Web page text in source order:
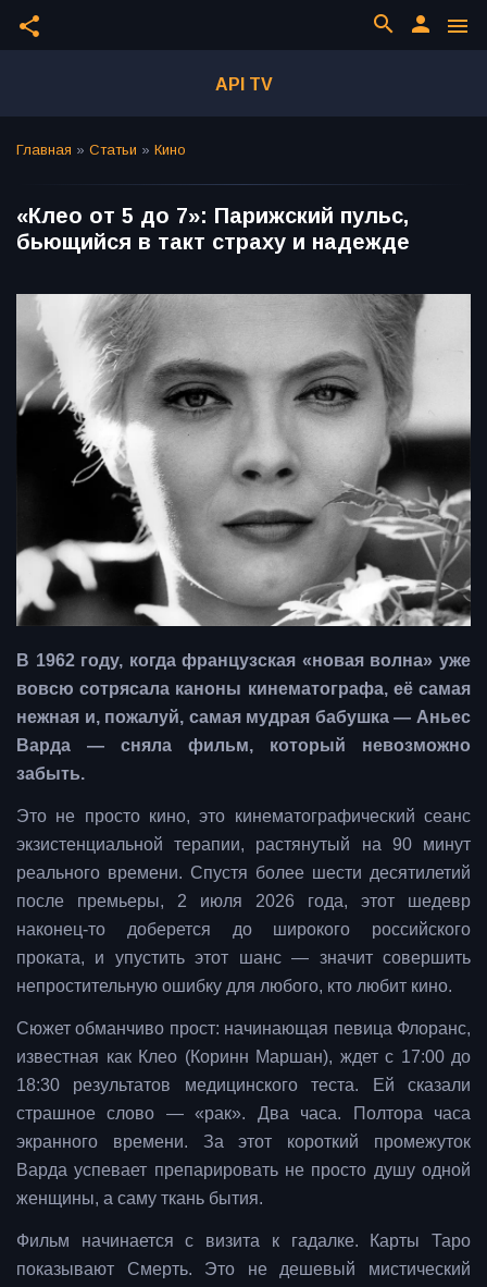
share menu
person
search
API TV
Главная » Статьи » Кино
«Клео от 5 до 7»: Парижский пульс,
бьющийся в такт страху и надежде
В 1962 году, когда французская «новая волна» уже
вовсю сотрясала каноны кинематографа, её самая
нежная и, пожалуй, самая мудрая бабушка — Аньес
Варда — сняла фильм, который невозможно
забыть.
Это не просто кино, это кинематографический сеанс
экзистенциальной терапии, растянутый на 90 минут
реального времени. Спустя более шести десятилетий
после премьеры, 2 июля 2026 года, этот шедевр
наконец-то доберется до широкого российского
проката, и упустить этот шанс — значит совершить
непростительную ошибку для любого, кто любит кино.
Сюжет обманчиво прост: начинающая певица Флоранс,
известная как Клео (Коринн Маршан), ждет с 17:00 до
18:30 результатов медицинского теста. Ей сказали
страшное слово — «рак». Два часа. Полтора часа
экранного времени. За этот короткий промежуток
Варда успевает препарировать не просто душу одной
женщины, а саму ткань бытия.
Фильм начинается с визита к гадалке. Карты Таро
показывают Смерть. Это не дешевый мистический